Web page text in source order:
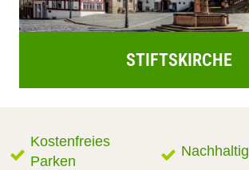
STIFTSKIRCHE
Kostenfreies
Parken
Nachhaltig